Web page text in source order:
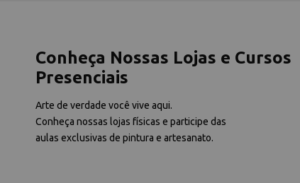
Conheça Nossas Lojas e Cursos
Presenciais
Arte de verdade você vive aqui.
Conheça nossas lojas físicas e participe das
aulas exclusivas de pintura e artesanato.